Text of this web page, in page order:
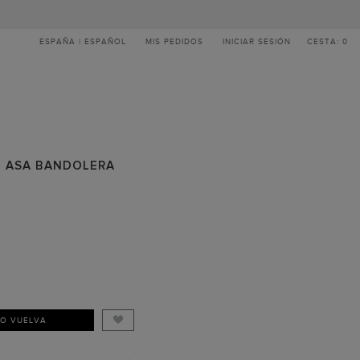
ESPAÑA | ESPAÑOL MIS PEDIDOS INICIAR SESIÓN CESTA: 0
ASA BANDOLERA
VUELVA